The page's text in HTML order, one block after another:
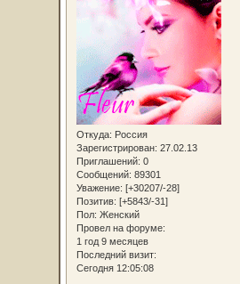
Откуда: Россия
Зарегистрирован: 27.02.13
Приглашений: 0
Сообщений: 89301
Уважение: [+30207/-28]
Позитив: [+5843/-31]
Пол: Женский
Провел на форуме:
1 год 9 месяцев
Последний визит:
Сегодня 12:05:08